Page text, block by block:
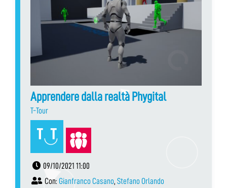
Apprendere dalla realtà Phygital
T-Tour
09/10/2021 11:00
Con: Gianfranco Casano, Stefano Orlando